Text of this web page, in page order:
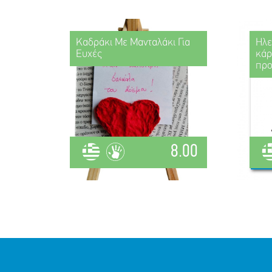
Καδράκι Με Μανταλάκι Για
Ευχές
8.00